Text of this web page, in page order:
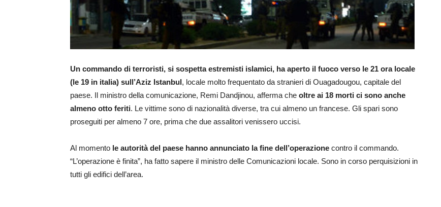
Un commando di terroristi, si sospetta estremisti islamici, ha aperto il fuoco verso le 21 ora locale
(le 19 in italia) sull’Aziz Istanbul, locale molto frequentato da stranieri di Ouagadougou, capitale del
paese. Il ministro della comunicazione, Remi Dandjinou, afferma che oltre ai 18 morti ci sono anche
almeno otto feriti. Le vittime sono di nazionalità diverse, tra cui almeno un francese. Gli spari sono
proseguiti per almeno 7 ore, prima che due assalitori venissero uccisi.
Al momento le autorità del paese hanno annunciato la fine dell’operazione contro il commando.
“L’operazione è finita”, ha fatto sapere il ministro delle Comunicazioni locale. Sono in corso perquisizioni in
tutti gli edifici dell’area.